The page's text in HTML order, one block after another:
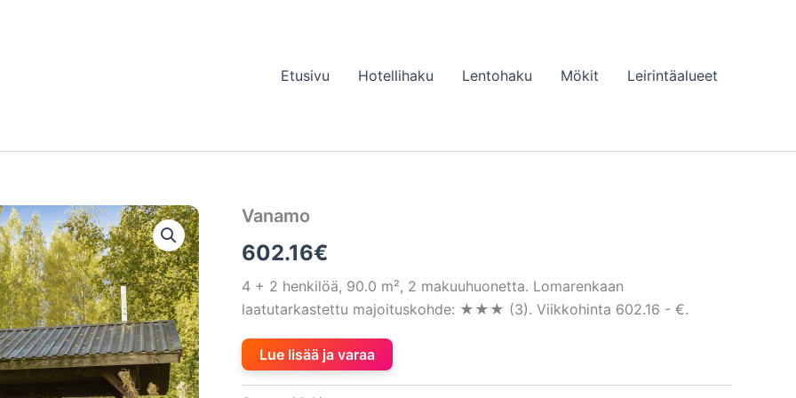
Etusivu Hotellihaku Lentohaku Mökit Leirintäalueet
Vanamo
602.16€
4 + 2 henkilöä, 90.0 m², 2 makuuhuonetta. Lomarenkaan
laatutarkastettu majoituskohde: ★★★ (3). Viikkohinta 602.16 - €.
Lue lisää ja varaa